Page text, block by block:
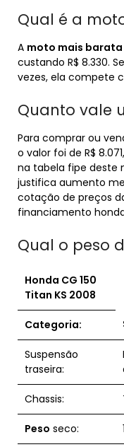
Qual é a
A moto mais barata
custando R$ 8.330.
vezes, ela compete
Quanto vale
Para comprar ou
o valor foi de R$
na tabela fipe deste
justifica aumento
cotação de preços
financiamento
Qual o peso
Honda CG 150
Titan KS 2008
Categoria:
Suspensão
traseira:
Chassis:
Peso seco: